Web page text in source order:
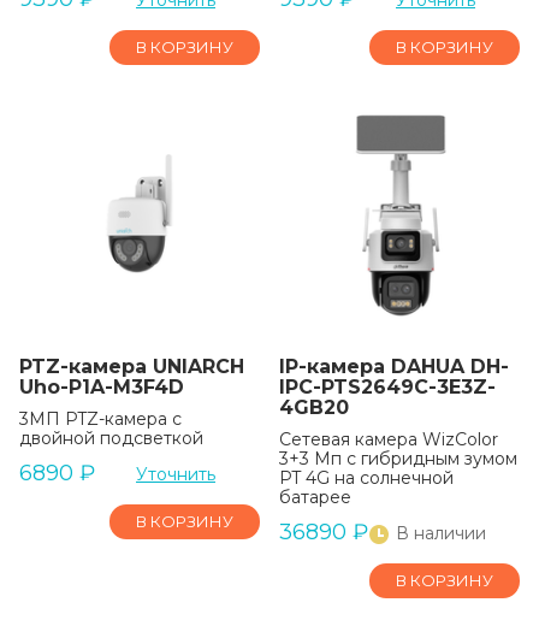
В КОРЗИНУ В КОРЗИНУ
PTZ-камера UNIARCH
Uho-P1A-M3F4D
3МП PTZ-камера с
двойной подсветкой
6890 ₽ Уточнить
В КОРЗИНУ
IP-камера DAHUA DH-
IPC-PTS2649C-3E3Z-
4GB20
Сетевая камера WizColor
3+3 Мп с гибридным зумом
PT 4G на солнечной
батарее
36890 ₽ В наличии
В КОРЗИНУ